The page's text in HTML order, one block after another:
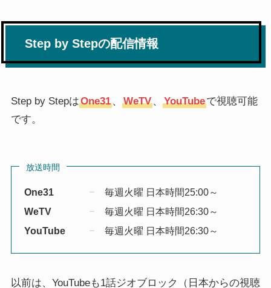
Step by Stepの配信情報
Step by StepはOne31、 WeTV、 YouTubeで視聴可能
です。
放送時間
One31
毎週火曜 日本時間25:00～
WeTV
毎週火曜 日本時間26:30～
YouTube
毎週火曜 日本時間26:30～
以前は、YouTubeも1話ジオブロック（日本からの視聴